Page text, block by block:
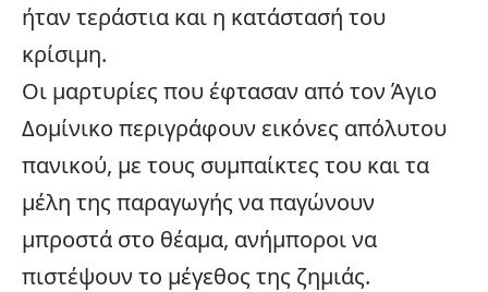
ήταν τεράστια και η κατάστασή του
κρίσιμη.
Οι μαρτυρίες που έφτασαν από τον Άγιο
Δομίνικο περιγράφουν εικόνες απόλυτου
πανικού, με τους συμπαίκτες του και τα
μέλη της παραγωγής να παγώνουν
μπροστά στο θέαμα, ανήμποροι να
πιστέψουν το μέγεθος της ζημιάς.